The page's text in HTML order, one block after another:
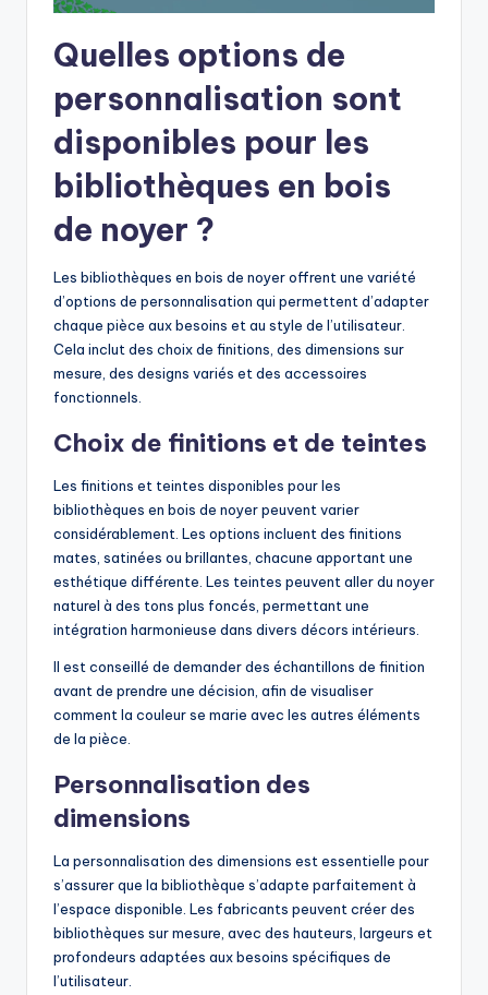
Quelles options de
personnalisation sont
disponibles pour les
bibliothèques en bois
de noyer ?
Les bibliothèques en bois de noyer offrent une variété
d’options de personnalisation qui permettent d’adapter
chaque pièce aux besoins et au style de l’utilisateur.
Cela inclut des choix de finitions, des dimensions sur
mesure, des designs variés et des accessoires
fonctionnels.
Choix de finitions et de teintes
Les finitions et teintes disponibles pour les
bibliothèques en bois de noyer peuvent varier
considérablement. Les options incluent des finitions
mates, satinées ou brillantes, chacune apportant une
esthétique différente. Les teintes peuvent aller du noyer
naturel à des tons plus foncés, permettant une
intégration harmonieuse dans divers décors intérieurs.
Il est conseillé de demander des échantillons de finition
avant de prendre une décision, afin de visualiser
comment la couleur se marie avec les autres éléments
de la pièce.
Personnalisation des
dimensions
La personnalisation des dimensions est essentielle pour
s’assurer que la bibliothèque s’adapte parfaitement à
l’espace disponible. Les fabricants peuvent créer des
bibliothèques sur mesure, avec des hauteurs, largeurs et
profondeurs adaptées aux besoins spécifiques de
l’utilisateur.